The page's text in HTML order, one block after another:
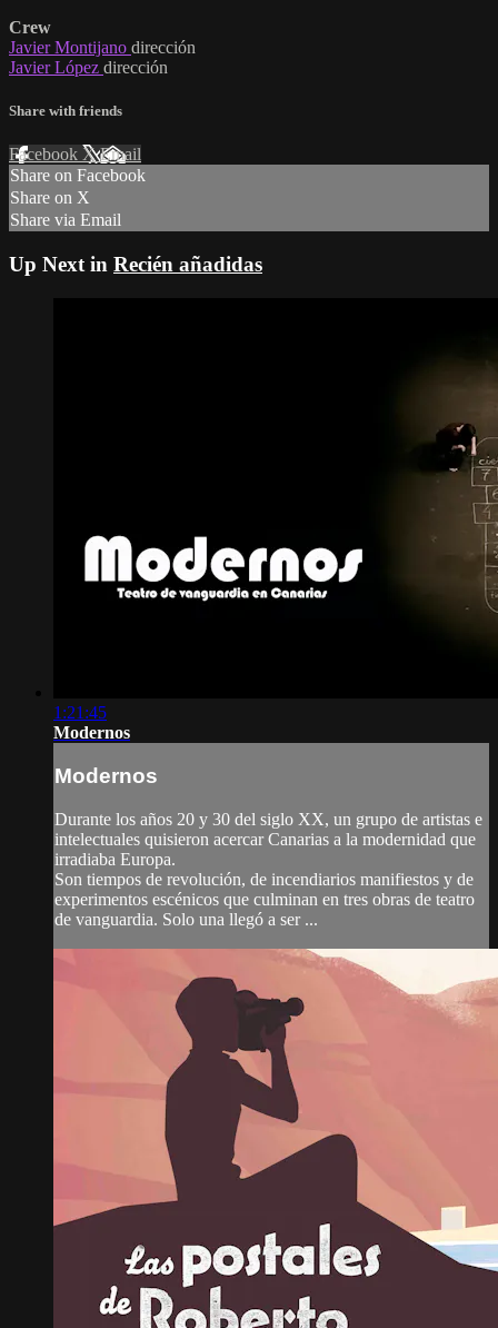
Crew
Javier Montijano dirección
Javier López dirección
Share with friends
Facebook XEmail
Share on Facebook
Share on X
Share via Email
Up Next in Recién añadidas
1:21:45
Modernos
Modernos
Durante los años 20 y 30 del siglo XX, un grupo de artistas e
intelectuales quisieron acercar Canarias a la modernidad que
irradiaba Europa.
Son tiempos de revolución, de incendiarios manifiestos y de
experimentos escénicos que culminan en tres obras de teatro
de vanguardia. Solo una llegó a ser ...